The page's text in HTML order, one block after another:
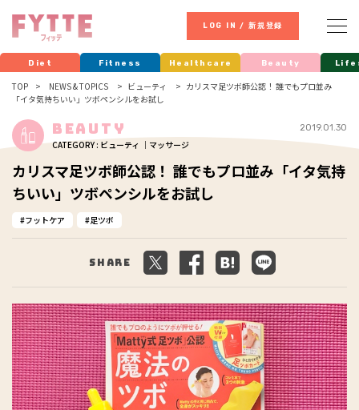
LOG IN / 新規登録
Diet Fitness Healthcare Beauty
TOP NEWS & TOPICS ビューティ
カリスマ足ツボ師公認！ 誰でもプロ並み
「イタ気持ちいい」ツボペンシルをお試し
Beauty
CATEGORY : ビューティ ｜マッサージ
2019.01.30
カリスマ足ツボ師公認！ 誰でもプロ並み「イタ気持
ちいい」ツボペンシルをお試し
フットケア 足ツボ
Share